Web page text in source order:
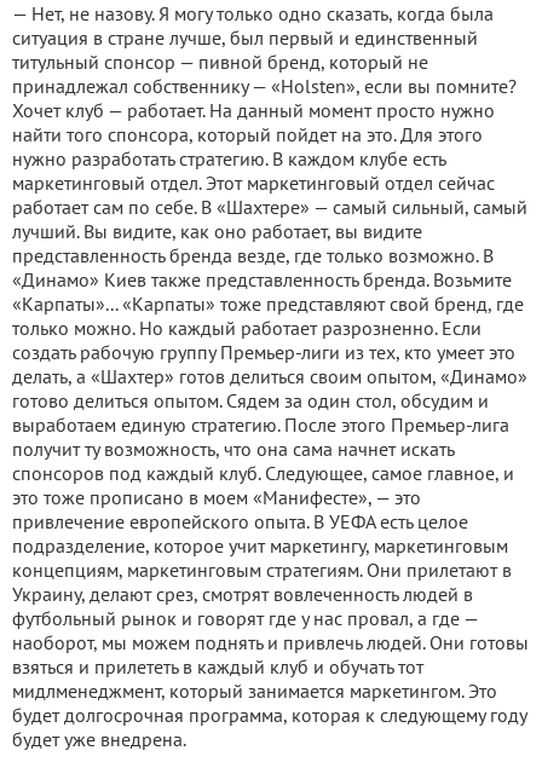
— Нет, не назову. Я могу только одно сказать, когда была
ситуация в стране лучше, был первый и единственный
титульный спонсор — пивной бренд, который не
принадлежал собственнику — «Ноlsten», если вы помните?
Хочет клуб — работает. На данный момент просто нужно
найти того спонсора, который пойдет на это. Для этого
нужно разработать стратегию. В каждом клубе есть
маркетинговый отдел. Этот маркетинговый отдел сейчас
работает сам по себе. В «Шахтере» — самый сильный, самый
лучший. Вы видите, как оно работает, вы видите
представленность бренда везде, где только возможно. В
«Динамо» Киев также представленность бренда. Возьмите
«Карпаты»... «Карпаты» тоже представляют свой бренд, где
только можно. Но каждый работает разрозненно. Если
создать рабочую группу Премьер-лиги из тех, кто умеет это
делать, а «Шахтер» готов делиться своим опытом, «Динамо»
готово делиться опытом. Сядем за один стол, обсудим и
выработаем единую стратегию. После этого Премьер-лига
получит ту возможность, что она сама начнет искать
спонсоров под каждый клуб. Следующее, самое главное, и
это тоже прописано в моем «Манифесте», — это
привлечение европейского опыта. В УЕФА есть целое
подразделение, которое учит маркетингу, маркетинговым
концепциям, маркетинговым стратегиям. Они прилетают в
Украину, делают срез, смотрят вовлеченность людей в
футбольный рынок и говорят где у нас провал, а где —
наоборот, мы можем поднять и привлечь людей. Они готовы
взяться и прилететь в каждый клуб и обучать тот
мидлменеджмент, который занимается маркетингом. Это
будет долгосрочная программа, которая к следующему году
будет уже внедрена.